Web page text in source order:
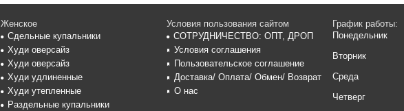
Женское
Сдельные купальники
Худи оверсайз
Худи оверсайз
Худи удлиненные
Худи утепленные
Раздельные купальники
Условия пользования сайтом
СОТРУДНИЧЕСТВО: ОПТ, ДРОП
Условия соглашения
Пользовательское соглашение
Доставка/ Оплата/ Обмен/ Возврат
О нас
График работы:
Понедельник
Вторник
Среда
Четверг